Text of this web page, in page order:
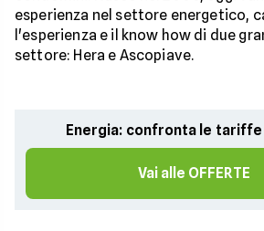
esperienza nel settore energetico,
l'esperienza e il know how di due
settore: Hera e Ascopiave.
Energia: confronta le
Vai alle OFFERTE